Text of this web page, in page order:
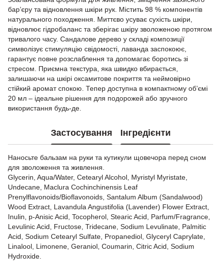
бар’єру та відновлення шкіри рук. Містить 98 % компонентів
натурального походження. Миттєво усуває сухість шкіри,
відновлює гідробаланс та зберігає шкіру зволоженою протягом
тривалого часу. Сандалове дерево у складі композиції
символізує стимуляцію свідомості, лаванда заспокоює,
гарантує повне розслаблення та допомагає боротись зі
стресом. Приємна текстура, яка швидко вбирається,
залишаючи на шкірі оксамитове покриття та неймовірно
стійкий аромат спокою. Тепер доступна в компактному об’ємі
20 мл – ідеальне рішення для подорожей або зручного
використання будь-де.
Застосування Інгредієнти
Наносьте бальзам на руки та кутикули щовечора перед сном
для зволоження та живлення.
Glycerin, Aqua/Water, Cetearyl Alcohol, Myristyl Myristate,
Undecane, Maclura Cochinchinensis Leaf
Prenylflavonoids/Bioflavonoids, Santalum Album (Sandalwood)
Wood Extract, Lavandula Angustifolia (Lavender) Flower Extract,
Inulin, p-Anisic Acid, Tocopherol, Stearic Acid, Parfum/Fragrance,
Levulinic Acid, Fructose, Tridecane, Sodium Levulinate, Palmitic
Acid, Sodium Cetearyl Sulfate, Propanediol, Glyceryl Caprylate,
Linalool, Limonene, Geraniol, Coumarin, Citric Acid, Sodium
Hydroxide.